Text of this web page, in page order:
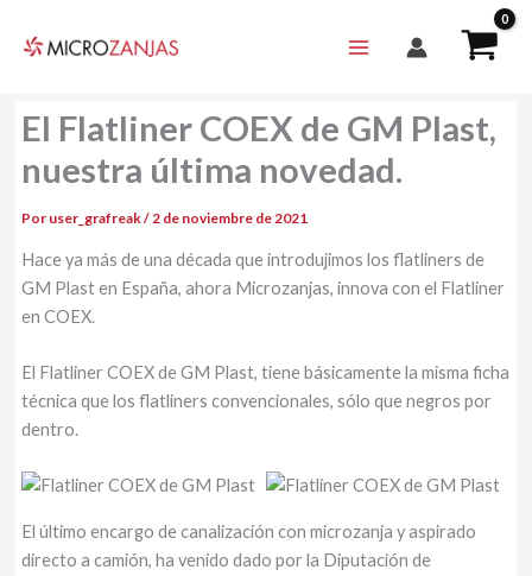
El Flatliner COEX de GM Plast,
nuestra última novedad.
Por user_grafreak/2 de noviembre de 2021
Hace ya más de una década que introdujimos los flatliners de
GM Plast en España, ahora Microzanjas, innova con el Flatliner
en COEX.
El Flatliner COEX de GM Plast, tiene básicamente la misma ficha
técnica que los flatliners convencionales, sólo que negros por
dentro.
El último encargo de canalización con microzanja y aspirado
directo a camión, ha venido dado por la Diputación de